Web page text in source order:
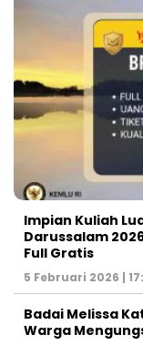
Impian Kuliah
Darussalam
Full Gratis
5 Februari 2026 |
Badai Melissa
Warga